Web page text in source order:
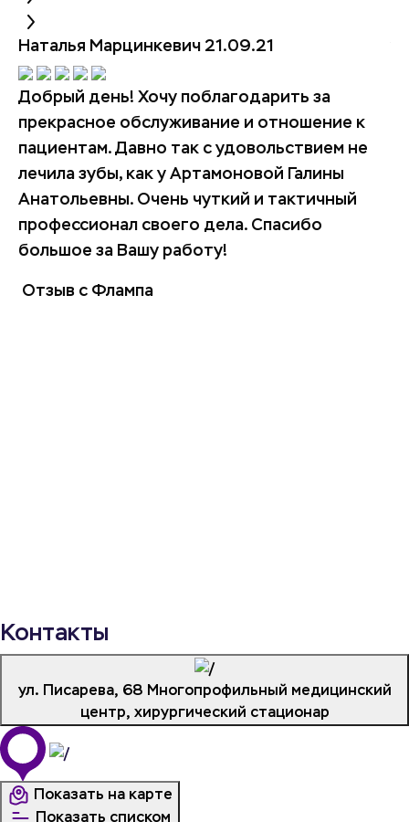
Наталья Марцинкевич 21.09.21
Добрый день! Хочу поблагодарить за
прекрасное обслуживание и отношение к
пациентам. Давно так с удовольствием не
лечила зубы, как у Артамоновой Галины
Анатольевны. Очень чуткий и тактичный
профессионал своего дела. Спасибо
большое за Вашу работу!
Отзыв с Флампа
Контакты
ул. Писарева, 68 Многопрофильный медицинский
центр, хирургический стационар
Показать на карте
Показать списком